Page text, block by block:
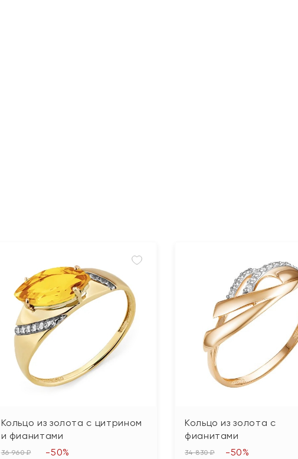
Кольцо из золота с цитрином
и фианитами
36 960 ₽ -50%
Кольцо из золота с
фианитами
34 830 ₽ -50%